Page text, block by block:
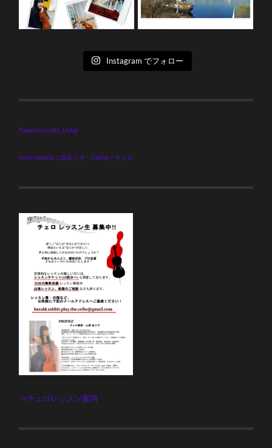
Instagram でフォロー
Tweets by cello_UsAgi
Alice Uehara 上原ありす – Cellist／チェロ
⇒チェロレッスン案内